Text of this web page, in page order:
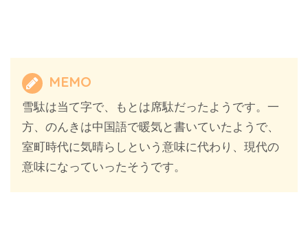
MEMO
雪駄は当て字で、もとは席駄だったようです。一
方、のんきは中国語で暖気と書いていたようで、
室町時代に気晴らしという意味に代わり、現代の
意味になっていったそうです。